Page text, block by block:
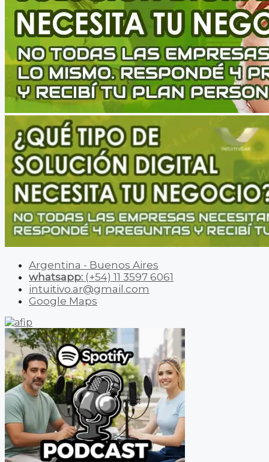
Argentina - Buenos Aires
whatsapp: (+54) 11 3597 6061
intuitivo.ar@gmail.com
Google Maps